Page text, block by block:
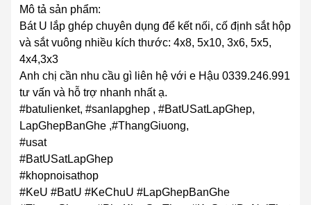
Mô tả sản phẩm:
Bát U lắp ghép chuyên dụng để kết nối, cố định sắt hộp
và sắt vuông nhiều kích thước: 4x8, 5x10, 3x6, 5x5,
4x4,3x3
Anh chị cần nhu cầu gì liên hệ với e Hậu 0339.246.991
tư vấn và hỗ trợ nhanh nhất ạ.
#batulienket, #sanlapghep , #BatUSatLapGhep,
LapGhepBanGhe ,#ThangGiuong,
#usat
#BatUSatLapGhep
#khopnoisathop
#KeU #BatU #KeChuU #LapGhepBanGhe